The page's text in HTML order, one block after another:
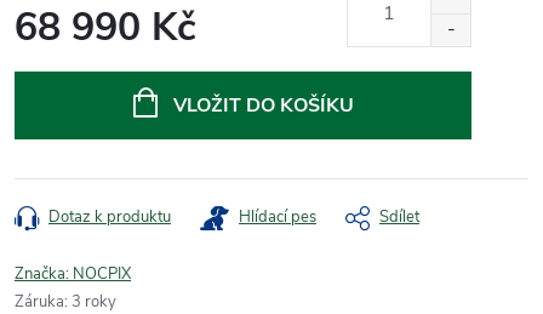
68 990 Kč
VLOŽIT DO KOŠÍKU
Dotaz k produktu Hlídací pes Sdílet
Značka: NOCPIX
Záruka: 3 roky